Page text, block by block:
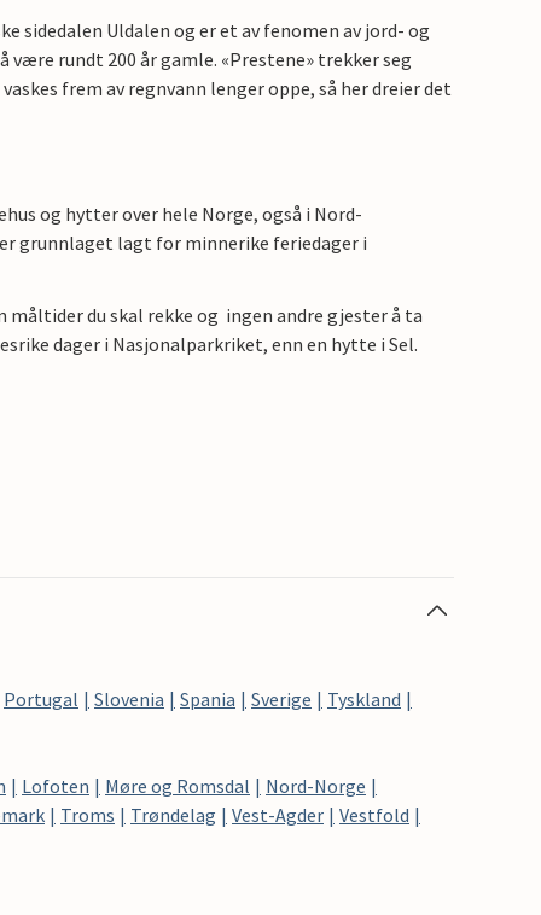
sidedalen Uldalen og er et av fenomen av jord- og
være rundt 200 år gamle. «Prestene» trekker seg
frem av regnvann lenger oppe, så her dreier det
og hytter over hele Norge, også i Nord-
grunnlaget lagt for minnerike feriedager i
måltider du skal rekke og ingen andre gjester å ta
dager i Nasjonalparkriket, enn en hytte i Sel.
Portugal Slovenia Spania Sverige
Tyskland
Lofoten Møre og Romsdal
Nord-Norge
Troms Trøndelag Vest-Agder
Vestfold